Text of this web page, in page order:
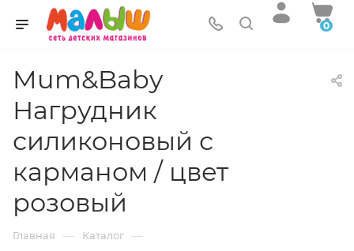
0
Mum&Baby
Нагрудник
силиконовый с
карманом / цвет
розовый
Главная — Каталог —